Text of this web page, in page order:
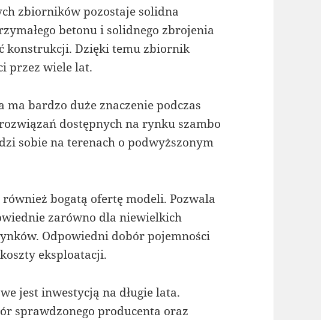
zbiorników pozostaje solidna
betonu i solidnego zbrojenia
konstrukcji. Dzięki temu zbiornik
przez wiele lat.
ma bardzo duże znaczenie podczas
dostępnych na rynku szambo
sobie na terenach o podwyższonym
bogatą ofertę modeli. Pozwala
zarówno dla niewielkich
Odpowiedni dobór pojemności
eksploatacji.
jest inwestycją na długie lata.
sprawdzonego producenta oraz